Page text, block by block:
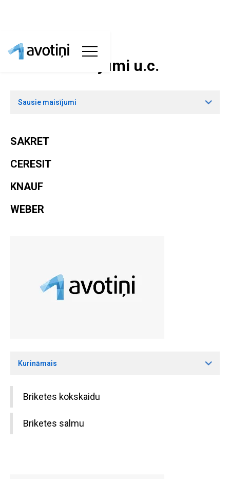
Sausie maisījumi u.c.
Sausie maisījumi
SAKRET
CERESIT
KNAUF
WEBER
Kurināmais
Briketes kokskaidu
Briketes salmu